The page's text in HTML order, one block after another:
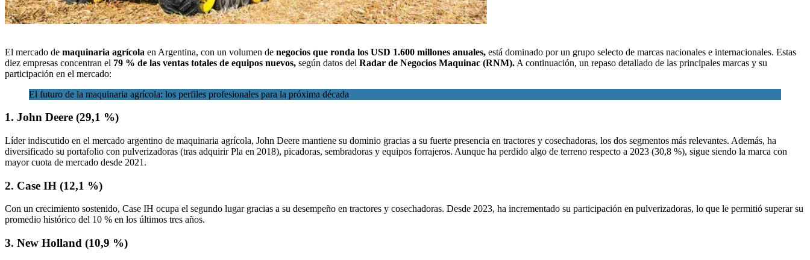
El mercado de maquinaria agrícola en Argentina, con un volumen de negocios que ronda los USD 1.600 millones anuales, está dominado por un grupo selecto de marcas nacionales e internacionales. Estas
diez empresas concentran el 79 % de las ventas totales de equipos nuevos, según datos del Radar de Negocios Maquinac (RNM). A continuación, un repaso detallado de las principales marcas y su
participación en el mercado:
El futuro de la maquinaria agrícola: los perfiles profesionales para la próxima década
1. John Deere (29,1 %)
Líder indiscutido en el mercado argentino de maquinaria agrícola, John Deere mantiene su dominio gracias a su fuerte presencia en tractores y cosechadoras, los dos segmentos más relevantes. Además, ha
diversificado su portafolio con pulverizadoras (tras adquirir Pla en 2018), picadoras, sembradoras y equipos forrajeros. Aunque ha perdido algo de terreno respecto a 2023 (30,8 %), sigue siendo la marca con
mayor cuota de mercado desde 2021.
2. Case IH (12,1 %)
Con un crecimiento sostenido, Case IH ocupa el segundo lugar gracias a su desempeño en tractores y cosechadoras. Desde 2023, ha incrementado su participación en pulverizadoras, lo que le permitió superar su
promedio histórico del 10 % en los últimos tres años.
3. New Holland (10,9 %)